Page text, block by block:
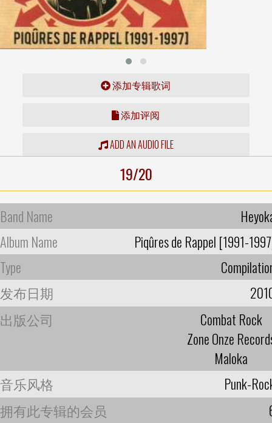
添加专辑歌词
添加评阅
ADD AN AUDIO FILE
19/20
Band Name
Album Name
Piqûres de Rappel [1991-
Type
发布日期
出版公司
Combat Rock
Zone Onze
Maloka
音乐风格
Punk-
拥有此专辑的会员